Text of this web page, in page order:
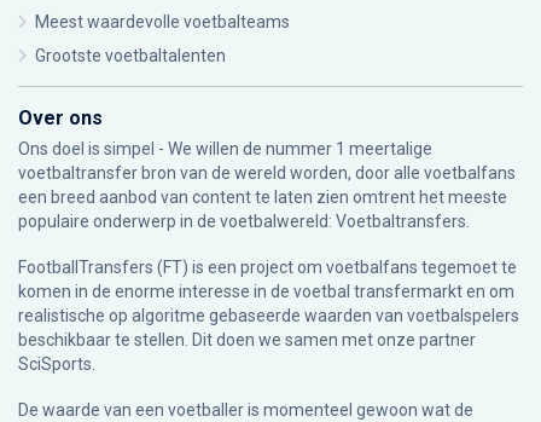
Meest waardevolle voetbalteams
Grootste voetbaltalenten
Over ons
Ons doel is simpel - We willen de nummer 1 meertalige
voetbaltransfer bron van de wereld worden, door alle voetbalfans
een breed aanbod van content te laten zien omtrent het meeste
populaire onderwerp in de voetbalwereld: Voetbaltransfers.
FootballTransfers (FT) is een project om voetbalfans tegemoet te
komen in de enorme interesse in de voetbal transfermarkt en om
realistische op algoritme gebaseerde waarden van voetbalspelers
beschikbaar te stellen. Dit doen we samen met onze partner
SciSports.
De waarde van een voetballer is momenteel gewoon wat de